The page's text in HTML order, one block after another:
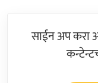
साईन अप करा